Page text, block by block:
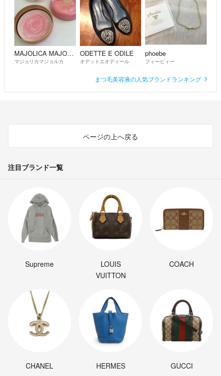
MAJOLICA MAJORCA
マジョリカマジョルカ
ODETTE E ODILE
オデットエオディール
phoebe
フィービィー
まつ毛美容液の人気ブランドランキング
ページの上へ戻る
注目ブランド一覧
Supreme
LOUIS
VUITTON
COACH
CHANEL HERMES GUCCI